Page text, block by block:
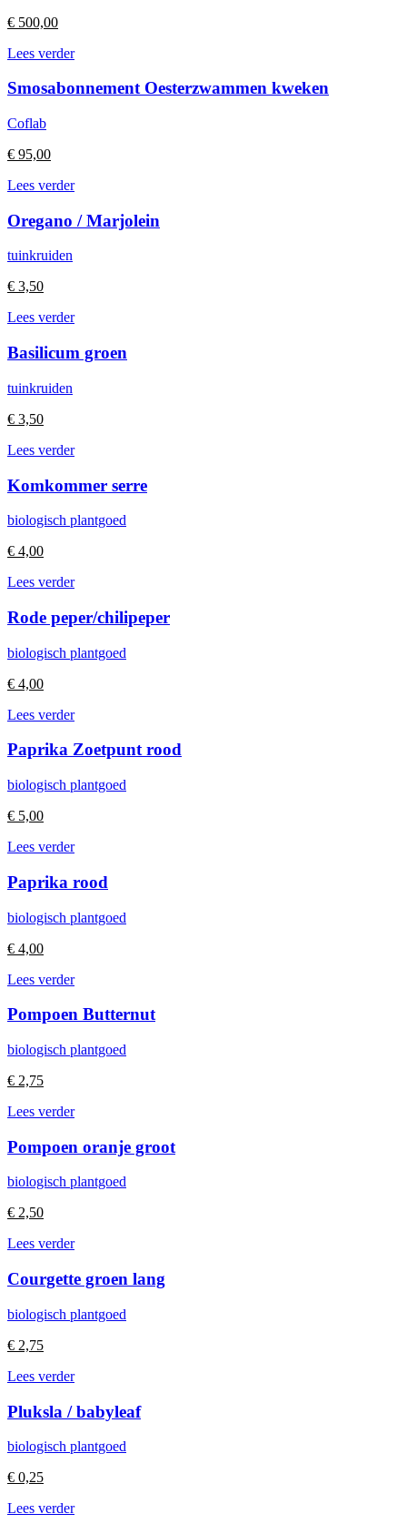
€ 500,00
Lees verder
Smosabonnement Oesterzwammen kweken
Coflab
€ 95,00
Lees verder
Oregano / Marjolein
tuinkruiden
€ 3,50
Lees verder
Basilicum groen
tuinkruiden
€ 3,50
Lees verder
Komkommer serre
biologisch plantgoed
€ 4,00
Lees verder
Rode peper/chilipeper
biologisch plantgoed
€ 4,00
Lees verder
Paprika Zoetpunt rood
biologisch plantgoed
€ 5,00
Lees verder
Paprika rood
biologisch plantgoed
€ 4,00
Lees verder
Pompoen Butternut
biologisch plantgoed
€ 2,75
Lees verder
Pompoen oranje groot
biologisch plantgoed
€ 2,50
Lees verder
Courgette groen lang
biologisch plantgoed
€ 2,75
Lees verder
Pluksla / babyleaf
biologisch plantgoed
€ 0,25
Lees verder